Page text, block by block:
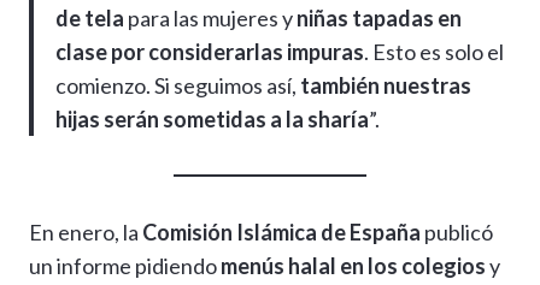
de tela para las mujeres yniñas tapadas en
clase por considerarlas impuras. Esto es solo el
comienzo. Si seguimos así, también nuestras
hijas serán sometidas a la sharía”.
En enero, la Comisión Islámica de España publicó
un informe pidiendomenús halal en los colegiosy